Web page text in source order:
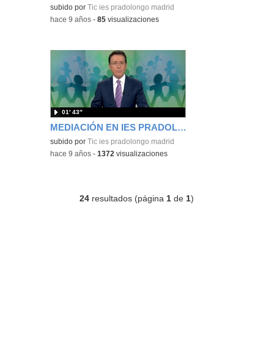
subido porTic ies pradolongo madrid
-hace 9 años -85 visualizaciones
MEDIACIÓN EN IES PRADOLONGO
subido porTic ies pradolongo madrid
01′ 43″
-hace 9 años -1372 visualizaciones
24 resultados (página 1 de 1)